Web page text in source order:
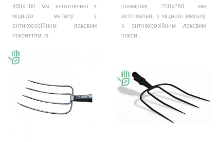
400х180 мм виготовлені з
міцного металу з
антикорозійним лаковим
покриттям, м..
розміром 200х250 мм
виготовлені з міцного металу
з антикорозійним лаковим
покри..